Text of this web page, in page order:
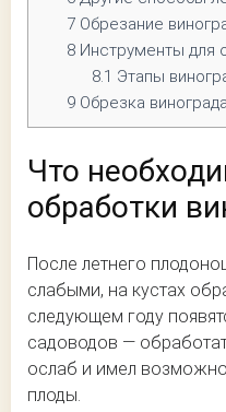
7 Обрезание
8 Инструменты для
8.1 Этапы
9 Обрезка
Что
обработки
После летнего
слабыми, на кустах
следующем году
садоводов —
ослаб и имел
плоды.